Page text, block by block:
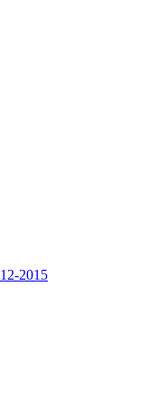
2015